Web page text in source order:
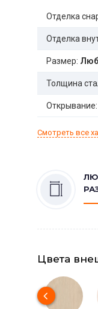
Отделка
Отделка
Размер:
Толщина
Открывание:
Смотреть все
Цвета